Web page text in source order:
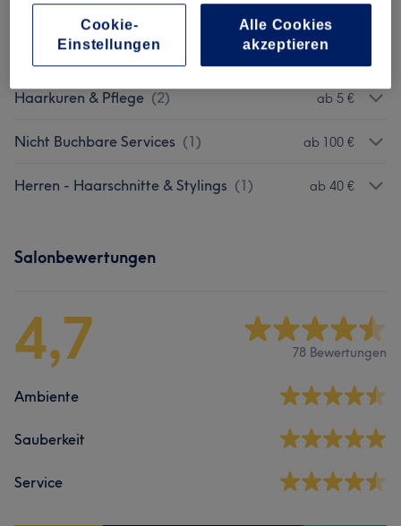
Coloration (3)
Coloration & Styling (2 ab 65 €
Haarkuren & Pflege (2) ab 5 €
Nicht Buchbare Services (1) ab 100 €
Herren - Haarschnitte & Stylings (1) ab 40 €
Salonbewertungen
4,7 78 Bewertungen
Ambiente
Sauberkeit
Service
Cookie-
Einstellungen
Alle Cookies
akzeptieren